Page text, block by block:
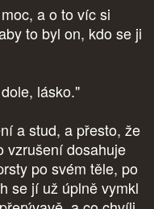
a o to víc si
to byl on, kdo se ji
lásko."
a stud, a přesto, že
vzrušení dosahuje
po svém těle, po
se jí už úplně vymkl